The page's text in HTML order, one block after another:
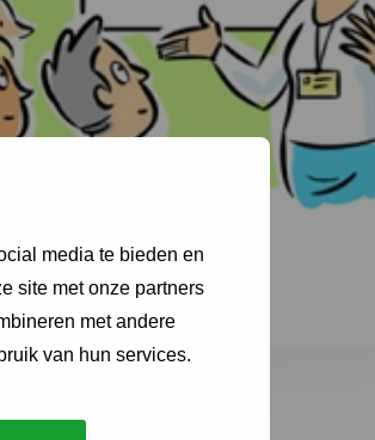
media te bieden en
site met onze partners
met andere
van hun services.